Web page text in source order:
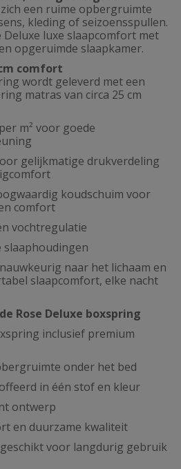
een ruime opbergruimte
kleding of seizoensspullen.
Deluxe luxe slaapcomfort met
opgeruimde slaapkamer.
comfort
wordt geleverd met een
matras van circa 25 cm
m² voor goede
gelijkmatige drukverdeling
koudschuim voor
comfort
vochtregulatie
slaaphoudingen
naar het lichaam en
slaapcomfort, elke nacht
Rose Deluxe boxspring
inclusief premium
onder het bed
in één stof en kleur
ontwerp
en duurzame kwaliteit
voor langdurig gebruik